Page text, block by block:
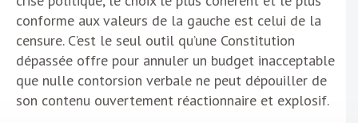
conforme aux valeurs de la gauche est celui de la
censure. C’est le seul outil qu’une Constitution
dépassée offre pour annuler un budget inacceptable
que nulle contorsion verbale ne peut dépouiller de
son contenu ouvertement réactionnaire et explosif.